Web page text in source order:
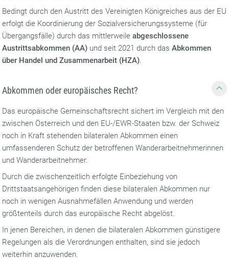
Bedingt durch den Austritt des Vereinigten Königreiches aus der EU
erfolgt die Koordinierung der Sozialversicherungssysteme (für
Übergangsfälle) durch das mittlerweileabgeschlossene
Austrittsabkommen (AA) und seit 2021 durch dasAbkommen
über Handel und Zusammenarbeit (HZA).
Abkommen oder europäisches Recht?
Das europäische Gemeinschaftsrecht sichert im Vergleich mit den
zwischen Österreich und den EU-/EWR-Staaten bzw. der Schweiz
noch in Kraft stehenden bilateralen Abkommen einen
umfassenderen Schutz der betroffenen Wanderarbeitnehmerinnen
und Wanderarbeitnehmer.
Durch die zwischenzeitlich erfolgte Einbeziehung von
Drittstaatsangehörigen finden diese bilateralen Abkommen nur
noch in wenigen Ausnahmefällen Anwendung und werden
größtenteils durch das europäische Recht abgelöst.
In jenen Bereichen, in denen die bilateralen Abkommen günstigere
Regelungen als die Verordnungen enthalten, sind sie jedoch
weiterhin anzuwenden.